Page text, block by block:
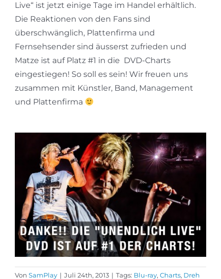
Live“ ist jetzt einige Tage im Handel erhältlich.
Die Reaktionen von den Fans sind
überschwänglich, Plattenfirma und
Fernsehsender sind äusserst zufrieden und
Matze ist auf Platz #1 in die DVD-Charts
eingestiegen! So soll es sein! Wir freuen uns
zusammen mit Künstler, Band, Management
und Plattenfirma
Von SamPlay | Juli 24th, 2013 | Tags: Blu-ray, Charts, Dreh